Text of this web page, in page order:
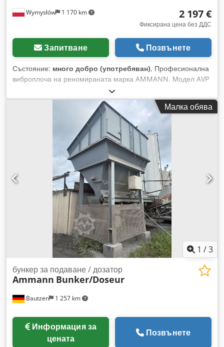
Wymysłów 1 170 km 2 197 €
Фиксирана цена без ДДС
Запитване Позвънете
Състояние: много добро (употребяван), Професионална
виброплоча на реномираната марка AMMANN. Модел AVP
2920, оборудван с надежден дизелов двигател HATZ с
мощност 5 kW. Машината е предназначена за
професионални работи по полагане на настилки, пътни
работи, както и за уплътняване на почва, павета, основа и
асфалт. Изцяло механично устройство със здрава немска
конструкция. Визуалното състояние е съгласно снимките –
нормални следи от употреба. Технически данни: •
Производител: AMMANN • Модел: AVP 2920 • Година на
производство: 1999 • Двигател: HATZ Diesel • Тип двигател:
1B30-6 • Мощност: 5 kW • Роботно тегло: 190 кг • Ръчно
стартиране • Произведено в Германия Приложение: •
уплътняване на павета • полагане на настилки • пътно
строителство • уплътняване на почва и основа • изкопи и
основи Състояние: Машината е използвана, напълно
комплектована. Двигател HATZ – издръжлив и ценен
дизелов агрегат. Dksdpsy Sifysfx Adxer
Малка обява
1 /3
Bautzen 1 257 km
бункер за подаване / дозатор
Ammann Bunker/Doseur
Информация за
цената
Позвънете